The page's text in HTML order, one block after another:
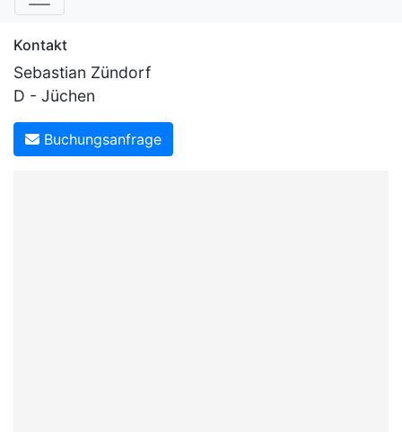
Kontakt
Sebastian Zündorf
D - Jüchen
Buchungsanfrage